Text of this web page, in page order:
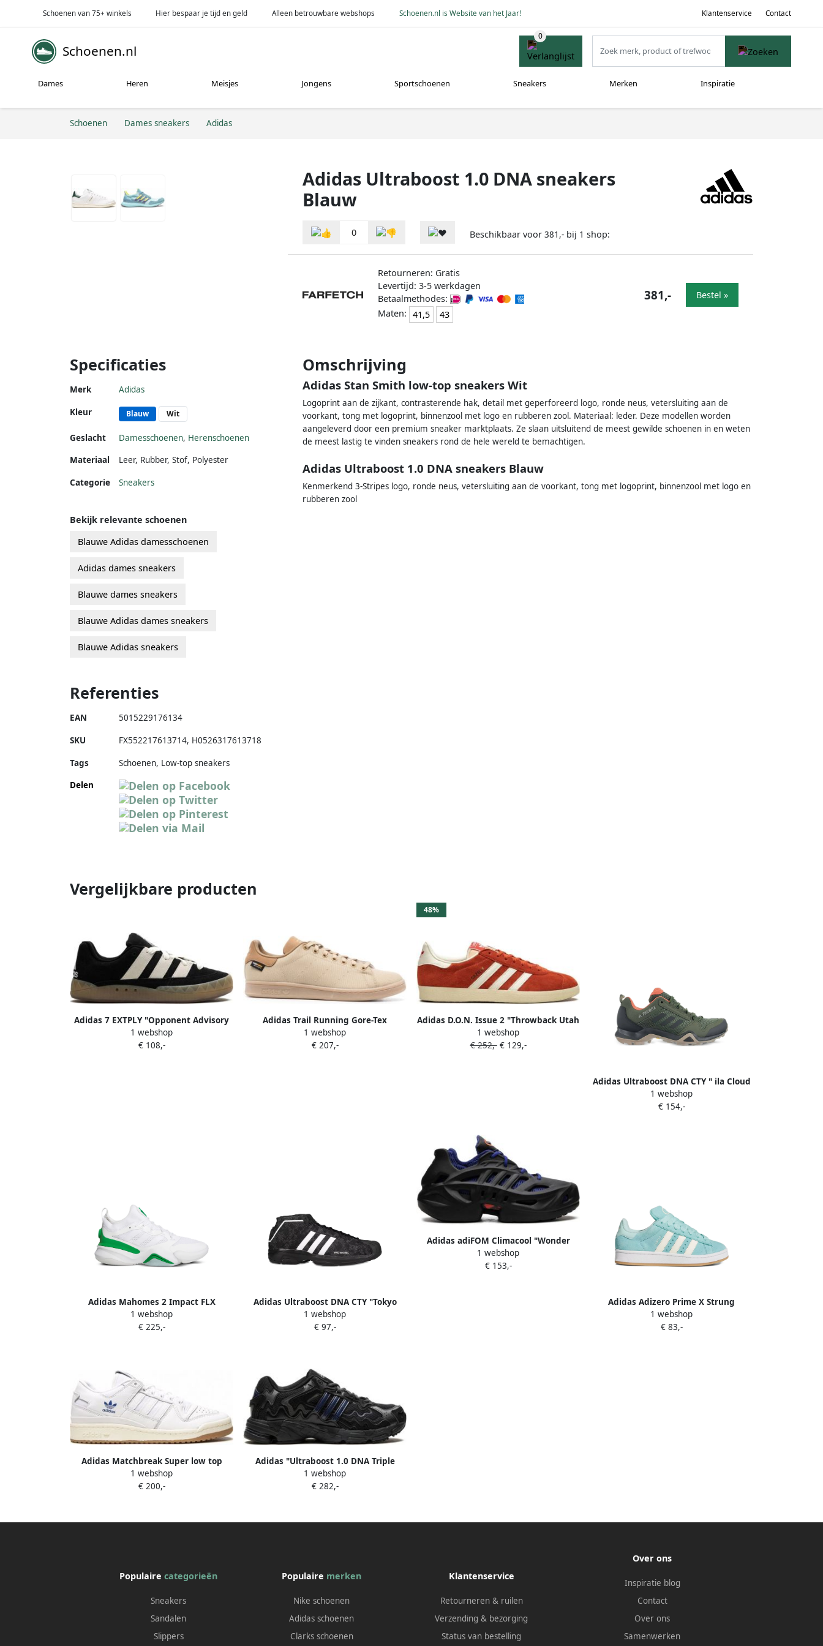
Schoenen van 75+ winkels Hier bespaar je tijd en geld Alleen betrouwbare webshops Schoenen.nl is Website van het Jaar! Klantenservice Contact
Schoenen.nl
Dames Heren Meisjes Jongens Sportschoenen Sneakers Merken Inspiratie
Schoenen Dames sneakers Adidas
Adidas Ultraboost 1.0 DNA sneakers
Blauw
0 Beschikbaar voor 381,- bij 1 shop:
Retourneren: Gratis
Levertijd: 3-5 werkdagen
Betaalmethodes:
Maten: 41,5 43
381,- Bestel »
Specificaties
Merk Adidas
Kleur Blauw Wit
Geslacht Damesschoenen, Herenschoenen
Materiaal
Leer, Rubber, Stof, Polyester
Categorie Sneakers
Omschrijving
Adidas Stan Smith low-top sneakers Wit
Logoprint aan de zijkant, contrasterende hak, detail met geperforeerd logo, ronde neus, vetersluiting aan de
voorkant, tong met logoprint, binnenzool met logo en rubberen zool. Materiaal: leder. Deze modellen worden
aangeleverd door een premium sneaker marktplaats. Ze slaan uitsluitend de meest gewilde schoenen in en weten
de meest lastig te vinden sneakers rond de hele wereld te bemachtigen.
Adidas Ultraboost 1.0 DNA sneakers Blauw
Kenmerkend 3-Stripes logo, ronde neus, vetersluiting aan de voorkant, tong met logoprint, binnenzool met logo en
rubberen zool
Bekijk relevante schoenen
Blauwe Adidas damesschoenen
Adidas dames sneakers
Blauwe dames sneakers
Blauwe Adidas dames sneakers
Blauwe Adidas sneakers
Referenties
EAN 5015229176134
SKU FX552217613714, H0526317613718
Tags
Schoenen, Low-top sneakers
Delen
Vergelijkbare producten
Adidas 7 EXTPLY "Opponent Advisory
Cloud White Core Black Cloud White"
sneakers Wit
1 webshop
€ 108,-
Adidas Trail Running Gore-Tex
Tracerocker 2.0 sneakers Zwart
1 webshop
€ 207,-
48%
Adidas D.O.N. Issue 2 "Throwback Utah
Jazz Team Collegiate Purple Team
Collegiate Gold" sneakers Paars
1 webshop
€ 252,-€ 129,-
Adidas Ultraboost DNA CTY " ila Cloud
White Collegiate Burgundy" sneakers
Blauw
1 webshop
€ 154,-
Adidas Mahomes 2 Impact FLX
sneakers Wit
1 webshop
€ 225,-
Adidas Ultraboost DNA CTY "Tokyo
Grey Four Grey Six" sneakers Grijs
1 webshop
€ 97,-
Adidas adiFOM Climacool "Wonder
White Core Black Better Scarlet"
sneakers Wit
1 webshop
€ 153,-
Adidas Adizero Prime X Strung
"Solarred Coreblack Bludaw" sneakers
Solarred Coreblack Bludaw
1 webshop
€ 83,-
Adidas Matchbreak Super low top
sneakers rubber Polyester suède 12.5
Grijs
1 webshop
€ 200,-
Adidas "Ultraboost 1.0 DNA Triple
Black sneakers" Zwart
1 webshop
€ 282,-
Populairecategorieën
Sneakers
Sandalen
Slippers
Populaire merken
Nike schoenen
Adidas schoenen
Clarks schoenen
Klantenservice
Retourneren & ruilen
Verzending & bezorging
Status van bestelling
Over ons
Inspiratie blog
Contact
Over ons
Samenwerken